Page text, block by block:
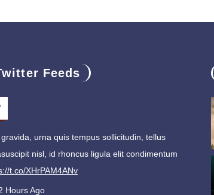
Feeds
gravida, urna quis tempus sollicitudin, tellus
nisl, id rhoncus ligula elit condimentum
t.co/XHrPAM4ANv
Hours Ago